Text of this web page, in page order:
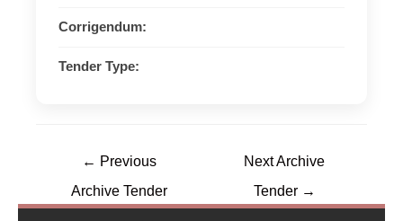
Corrigendum:
Tender Type:
← Previous
Archive Tender
Next Archive
Tender →